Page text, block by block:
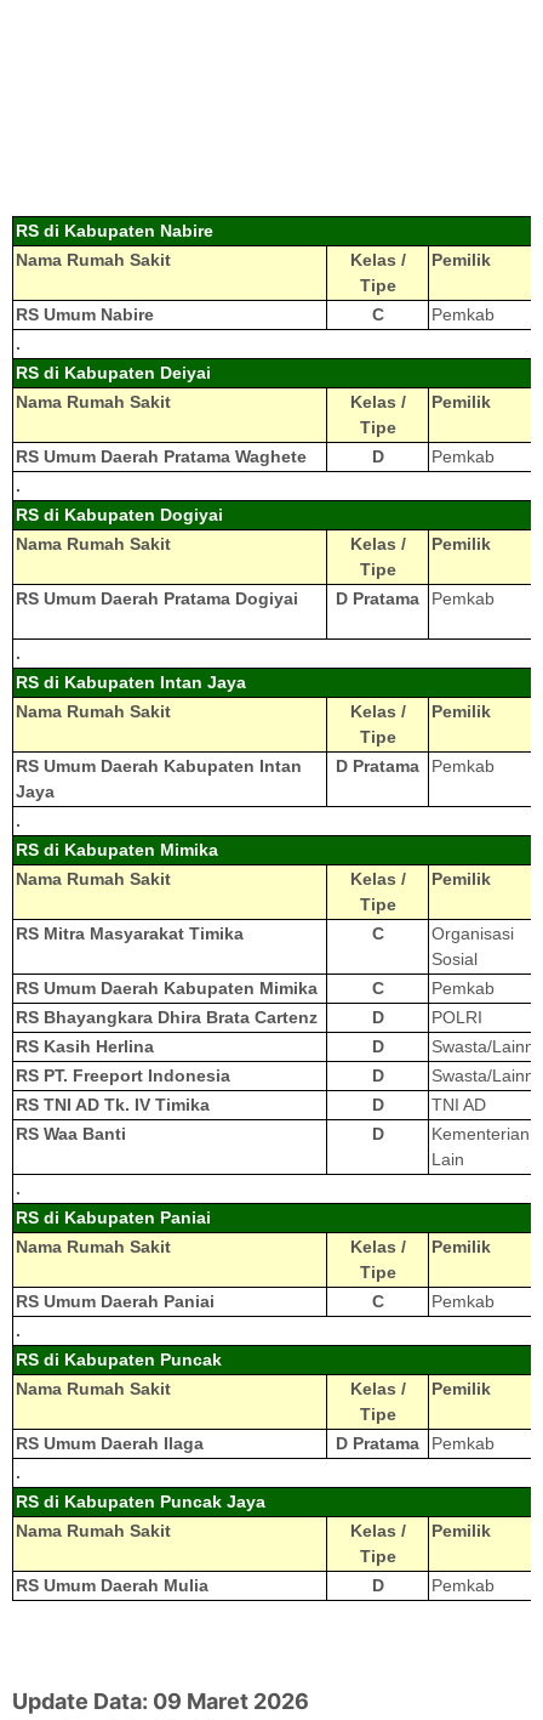
RS di Kabupaten Nabire
Nama Rumah Sakit
Kelas /
Tipe
Pemilik
RS Umum Nabire C
Pemkab
.
RS di Kabupaten Deiyai
Nama Rumah Sakit
Kelas /
Tipe
Pemilik
RS Umum Daerah Pratama Waghete D
Pemkab
.
RS di Kabupaten Dogiyai
Nama Rumah Sakit
Kelas /
Tipe
Pemilik
RS Umum Daerah Pratama Dogiyai D Pratama Pemkab
.
RS di Kabupaten Intan Jaya
Nama Rumah Sakit
Kelas /
Tipe
Pemilik
RS Umum Daerah Kabupaten Intan
Jaya
D Pratama Pemkab
.
RS di Kabupaten Mimika
Nama Rumah Sakit
Kelas /
Tipe
Pemilik
RS Mitra Masyarakat Timika C
Organisasi
Sosial
RS Umum Daerah Kabupaten Mimika
C
Pemkab
RS Bhayangkara Dhira Brata Cartenz
D
POLRI
RS Kasih Herlina
D
Swasta/
RS PT. Freeport Indonesia
D
Swasta/
RS TNI AD Tk. IV Timika
D
TNI AD
RS Waa Banti
D
Kementerian
Lain
.
RS di Kabupaten Paniai
Nama Rumah Sakit
Kelas /
Tipe
Pemilik
RS Umum Daerah Paniai C
Pemkab
.
RS di Kabupaten Puncak
Nama Rumah Sakit
Kelas /
Tipe
Pemilik
RS Umum Daerah Ilaga D Pratama
Pemkab
.
RS di Kabupaten Puncak Jaya
Nama Rumah Sakit
Kelas /
Tipe
Pemilik
RS Umum Daerah Mulia D Pemkab
Update Data: 09 Maret 2026